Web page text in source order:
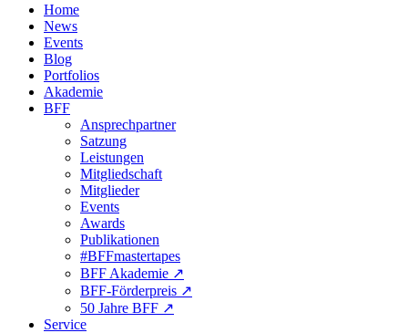
Home
News
Events
Blog
Portfolios
Akademie
BFF
Ansprechpartner
Satzung
Leistungen
Mitgliedschaft
Mitglieder
Events
Awards
Publikationen
#BFFmastertapes
BFF Akademie ↗︎
BFF-Förderpreis ↗︎
50 Jahre BFF ↗︎
Service